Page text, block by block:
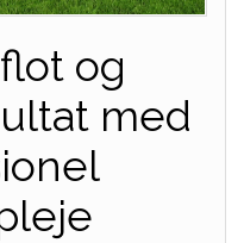
og
med